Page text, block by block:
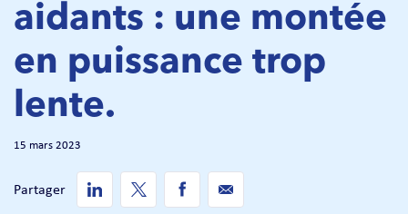
aidants : une montée
en puissance trop
lente.
15 mars 2023
Partager